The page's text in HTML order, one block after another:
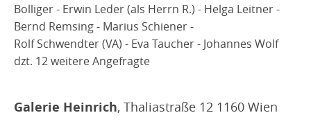
Bolliger - Erwin Leder (als Herrn R.) - Helga Leitner -
Bernd Remsing - Marius Schiener -
Rolf Schwendter (VA) - Eva Taucher - Johannes Wolf
dzt. 12 weitere Angefragte
Galerie Heinrich, Thaliastraße 12 1160 Wien